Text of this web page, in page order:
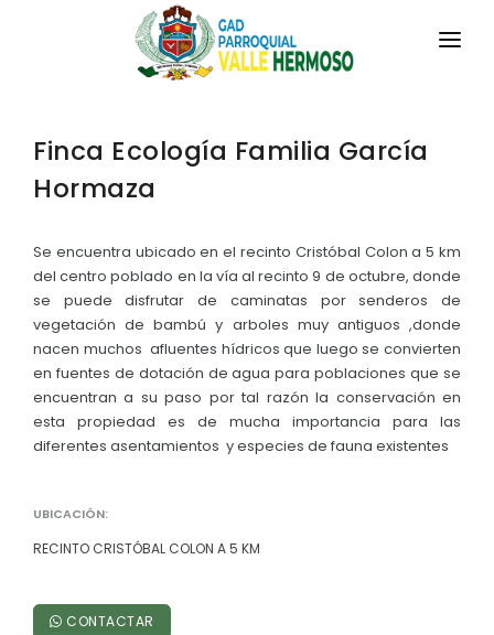
LA PARROQUIA
Historia Antigua
Historia Actual
Símbolos Cívicos
GEOGRAFÍA
Ubicación
Clima y Paisaje
TRANSPARENCIA
GESTIÓN Y PRESUPUESTO
GESTIÓN INSTITUCIONAL
Sesiones Ordinarias
Sesiones Extraordinarias
Convocatorias
Plan de desarrollo y Ordenamiento Territorial -
MECANISMOS DE PARTICIPACIÓN
CIUDADANÍA ACTIVA
Finca Ecología Familia García
Hormaza
Se encuentra ubicado en el recinto Cristóbal Colon a 5 km
del centro poblado en la vía al recinto 9 de octubre, donde
se puede disfrutar de caminatas por senderos de
vegetación de bambú y arboles muy antiguos ,donde
nacen muchos afluentes hídricos que luego se convierten
en fuentes de dotación de agua para poblaciones que se
encuentran a su paso por tal razón la conservación en
esta propiedad es de mucha importancia para las
diferentes asentamientos y especies de fauna existentes
UBICACIÓN:
RECINTO CRISTÓBAL COLON A 5 KM
CONTACTAR